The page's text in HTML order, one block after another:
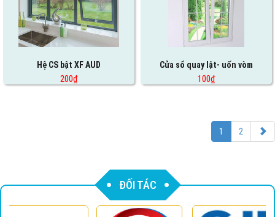
Hệ CS bật XF AUD
200₫
Cửa sổ quay lật- uốn vòm
100₫
1 2
ĐỐI TÁC